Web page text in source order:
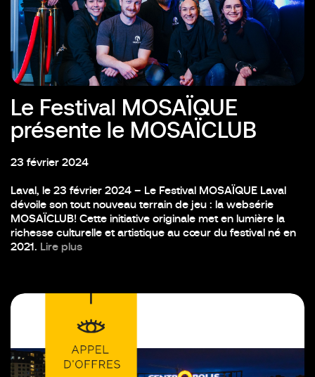
Le Festival MOSAÏQUE
présente le MOSAÏCLUB
23 février 2024
Laval, le 23 février 2024 – Le Festival MOSAÏQUE Laval
dévoile son tout nouveau terrain de jeu : la websérie
MOSAÏCLUB! Cette initiative originale met en lumière la
richesse culturelle et artistique au cœur du festival né en
2021. Lire plus